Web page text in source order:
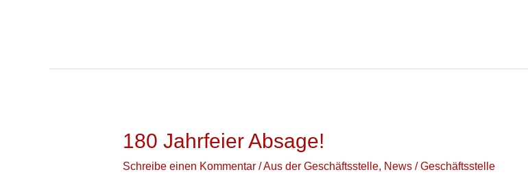
180 Jahrfeier Absage!
Schreibe einen Kommentar /Aus der Geschäftsstelle, News/Geschäftsstelle
180
Absage!